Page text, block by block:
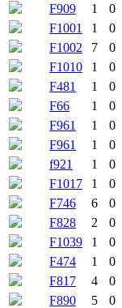
F909
1 0
F1001
1 0
F1002
7 0
F1010
1 0
F481
1 0
F66
1 0
F961
1 0
F961
1 0
f921
1 0
F1017
1 0
F746
6 0
F828
2 0
F1039
1 0
F474
1 0
F817
4 0
F890
5 0